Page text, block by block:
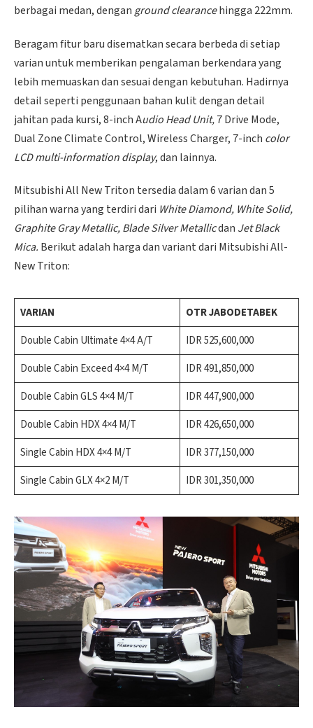
berbagai medan, denganground clearancehingga 222mm.
Beragam fitur baru disematkan secara berbeda di setiap
varian untuk memberikan pengalaman berkendara yang
lebih memuaskan dan sesuai dengan kebutuhan. Hadirnya
detail seperti penggunaan bahan kulit dengan detail
jahitan pada kursi, 8-inch Audio Head Unit,7 Drive Mode,
Dual Zone Climate Control, Wireless Charger, 7-inch color
LCD multi-information display, dan lainnya.
Mitsubishi All New Triton tersedia dalam 6 varian dan 5
pilihan warna yang terdiri dari White Diamond, White Solid,
Graphite Gray Metallic, Blade Silver Metallicdan Jet Black
Mica. Berikut adalah harga dan variant dari Mitsubishi All-
New Triton:
VARIAN
OTR JABODETABEK
Double Cabin Ultimate 4×4 A/T
IDR 525,600,000
Double Cabin Exceed 4×4 M/T
IDR 491,850,000
Double Cabin GLS 4×4 M/T
IDR 447,900,000
Double Cabin HDX 4×4 M/T
IDR 426,650,000
Single Cabin HDX 4×4 M/T
IDR 377,150,000
Single Cabin GLX 4×2 M/T
IDR 301,350,000